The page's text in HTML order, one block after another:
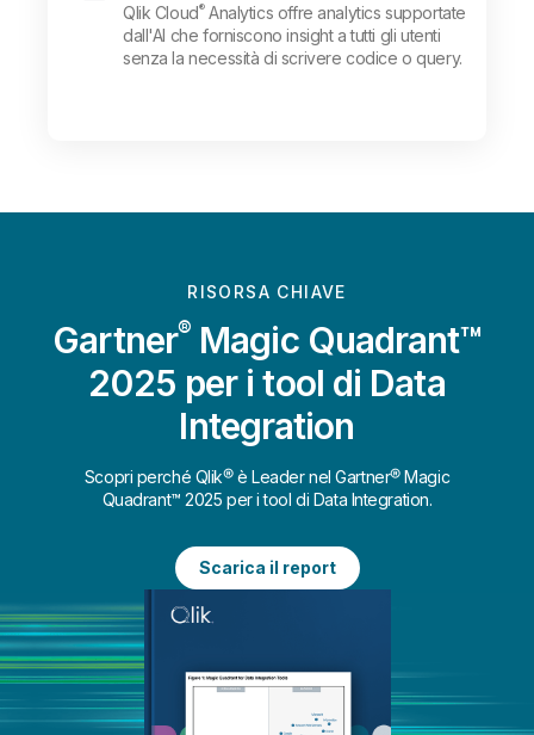
Qlik Cloud®Analytics offre analytics supportate
dall'AI che forniscono insight a tutti gli utenti
senza la necessità di scrivere codice o query.
RISORSA CHIAVE
Gartner® Magic Quadrant™
2025 per i tool di Data
Integration
Scopri perché Qlik® è Leader nel Gartner® Magic
Quadrant™ 2025 per i tool di Data Integration.
Scarica il report